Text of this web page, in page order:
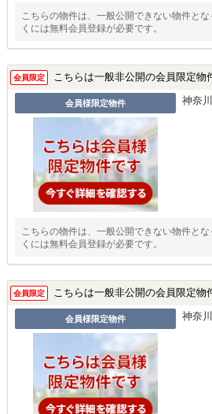
こちらの物件は、一般公開できない物件と
くには無料会員登録が必要です。
会員限定 こちらは一般非公開の会員限定物
会員様限定物件 神奈
こちらの物件は、一般公開できない物件と
くには無料会員登録が必要です。
会員限定 こちらは一般非公開の会員限定物
会員様限定物件 神奈